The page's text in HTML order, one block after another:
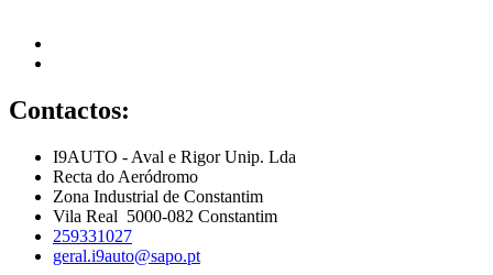
Contactos:
I9AUTO - Aval e Rigor Unip. Lda
Recta do Aeródromo
Zona Industrial de Constantim
Vila Real 5000-082 Constantim
259331027
geral.i9auto@sapo.pt